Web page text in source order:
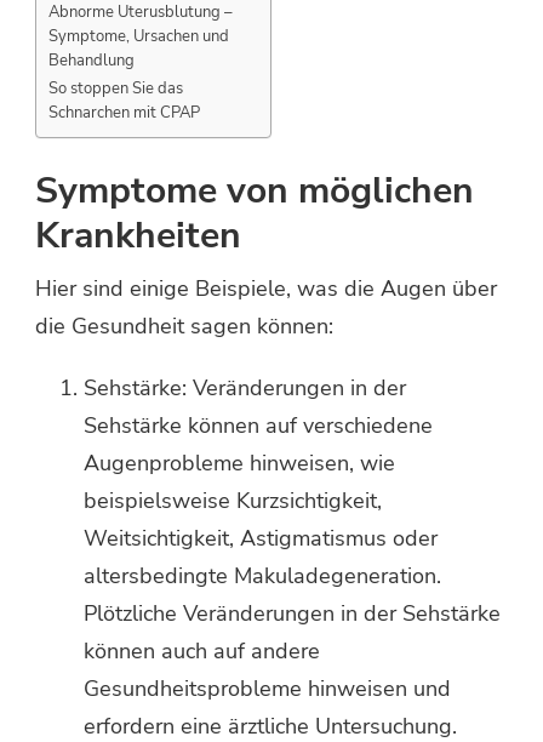
Abnorme Uterusblutung –
Symptome, Ursachen und
Behandlung
So stoppen Sie das
Schnarchen mit CPAP
Symptome von möglichen
Krankheiten
Hier sind einige Beispiele, was die Augen über
die Gesundheit sagen können:
Sehstärke: Veränderungen in der
Sehstärke können auf verschiedene
Augenprobleme hinweisen, wie
beispielsweise Kurzsichtigkeit,
Weitsichtigkeit, Astigmatismus oder
altersbedingte Makuladegeneration.
Plötzliche Veränderungen in der Sehstärke
können auch auf andere
Gesundheitsprobleme hinweisen und
erfordern eine ärztliche Untersuchung.